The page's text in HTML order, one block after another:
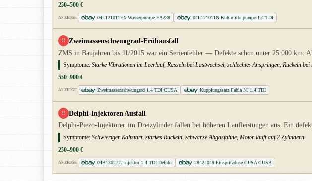
250–500 €
ANZEIGE 04L121011EX Wasserpumpe EA288 04L121011N Kühlmittelpumpe 1.4 TDI
!! Zweimassenschwungrad-Frühausfall
ZMS in Baujahren bis 11/2015 war ein Serienfehler — Defekte schon unter 25.000 km.
Symptome: Starke Vibrationen im Leerlauf, Rasseln bei Lastwechsel, schlechtes Anspringen, Ruckeln
550–900 €
ANZEIGE Zweimassenschwungrad 1.4 TDI CUSA Kupplungssatz Fabia NJ 1.4 TDI
!! Delphi-Injektoren Ausfall
Delphi-Piezo-Injektoren im Dreizylinder fallen bei höheren Laufleistungen aus. Ein
Symptome: Schwieriger Kaltstart, starkes Ruckeln, schwarze Abgasfahne, Motor läuft auf 2 Zylindern
250–900 €
ANZEIGE 04B130277J Injektor 1.4 TDI Delphi 28424049 Einspritzdüse CUSA CUSB